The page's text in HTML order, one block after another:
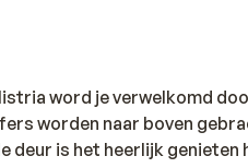
word je verwelkomd
worden naar boven
deur is het heerlijk genieten